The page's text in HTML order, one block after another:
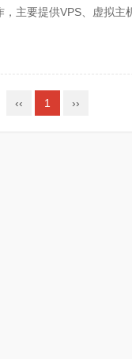
主要提供VPS、虚拟主
‹‹ 1 ››